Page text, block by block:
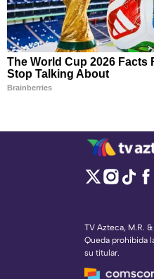
TV Azteca, M.R.
Queda prohibida
su titular.